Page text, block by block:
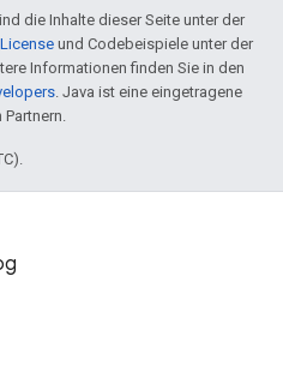
die Inhalte dieser Seite unter der
und Codebeispiele unter der
Informationen finden Sie in den
. Java ist eine eingetragene